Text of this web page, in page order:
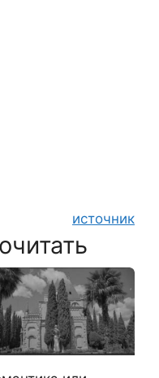
источник